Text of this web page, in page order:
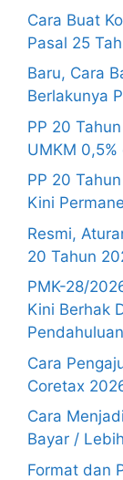
Cara Buat
Pasal 25
Baru, Cara
Berlakunya
PP 20
UMKM
PP 20
Kini
Resmi,
20 Tahun
PMK-28/
Kini Berhak
Cara
Coretax
Cara
Bayar /
Format dan